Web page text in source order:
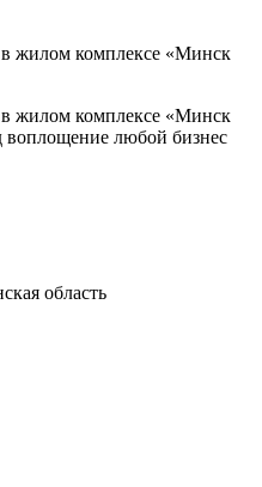
жилом комплексе «Минск
жилом комплексе «Минск
любой бизнес
область